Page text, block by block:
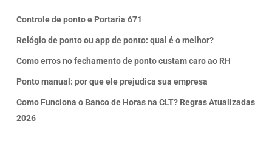
Controle de ponto e Portaria 671
Relógio de ponto ou app de ponto: qual é o melhor?
Como erros no fechamento de ponto custam caro ao RH
Ponto manual: por que ele prejudica sua empresa
Como Funciona o Banco de Horas na CLT? Regras Atualizadas
2026